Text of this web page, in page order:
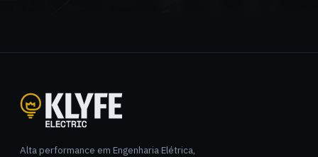
Klyfe Electric
Alta performance em Engenharia Elétrica,